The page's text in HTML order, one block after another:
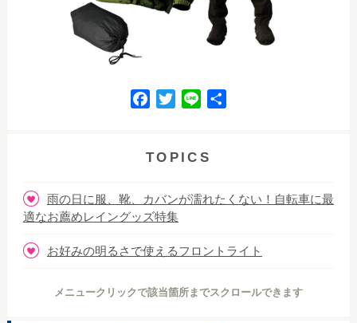
e
o
o
t
e
r
e
TOPICS
雨の日に服、靴、カバンが濡れたくない！自転車に最
適なお薦めレイングッズ特集
お好みの明るさで使えるフロントライト
メニュークリックで該当箇所までスクロールできます